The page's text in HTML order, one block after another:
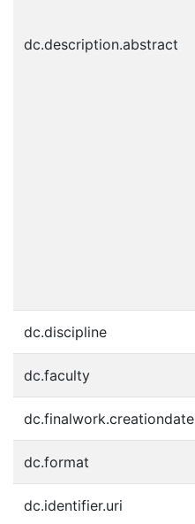
dc.description.abstract
dc.discipline
dc.faculty
dc.finalwork.creationdate
dc.format
dc.identifier.uri